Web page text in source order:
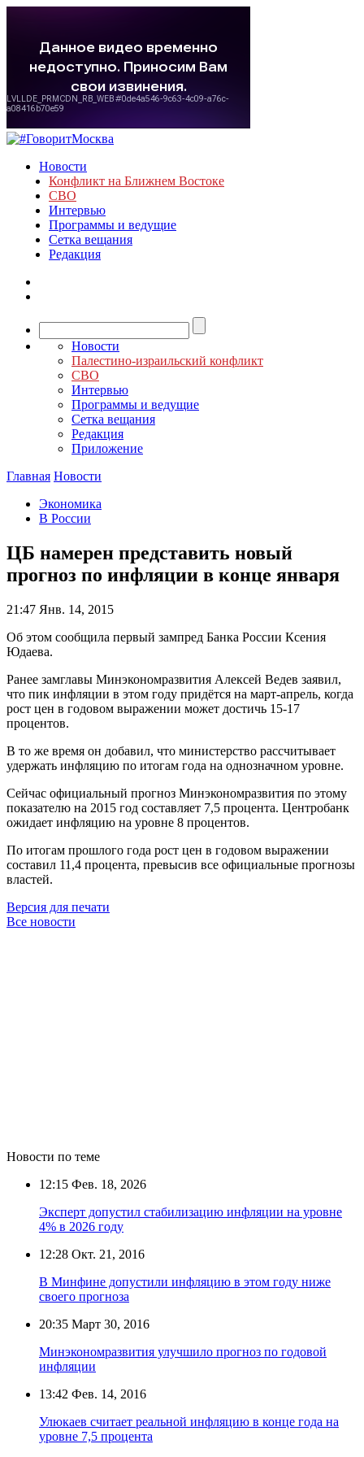
Новости
Конфликт на Ближнем Востоке
СВО
Интервью
Программы и ведущие
Сетка вещания
Редакция
Новости
Палестино-израильский конфликт
СВО
Интервью
Программы и ведущие
Сетка вещания
Редакция
Приложение
Главная Новости
Экономика
В России
ЦБ намерен представить новый
прогноз по инфляции в конце января
21:47 Янв. 14, 2015
Об этом сообщила первый зампред Банка России Ксения
Юдаева.
Ранее замглавы Минэкономразвития Алексей Ведев заявил,
что пик инфляции в этом году придётся на март-апрель, когда
рост цен в годовом выражении может достичь 15-17
процентов.
В то же время он добавил, что министерство рассчитывает
удержать инфляцию по итогам года на однозначном уровне.
Сейчас официальный прогноз Минэкономразвития по этому
показателю на 2015 год составляет 7,5 процента. Центробанк
ожидает инфляцию на уровне 8 процентов.
По итогам прошлого года рост цен в годовом выражении
составил 11,4 процента, превысив все официальные прогнозы
властей.
Версия для печати
Все новости
Новости по теме
12:15 Фев. 18, 2026
Эксперт допустил стабилизацию инфляции на уровне
4% в 2026 году
12:28 Окт. 21, 2016
В Минфине допустили инфляцию в этом году ниже
своего прогноза
20:35 Март 30, 2016
Минэкономразвития улучшило прогноз по годовой
инфляции
13:42 Фев. 14, 2016
Улюкаев считает реальной инфляцию в конце года на
уровне 7,5 процента